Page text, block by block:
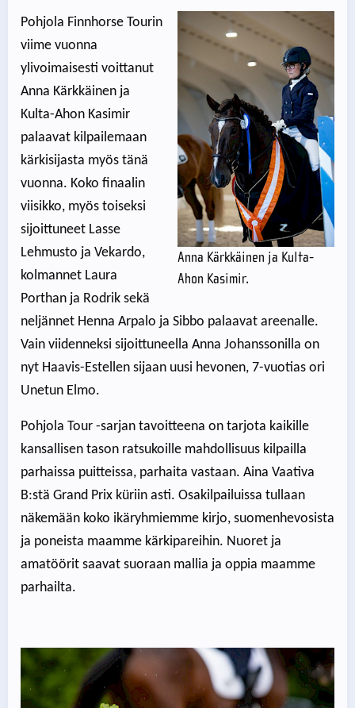
Anna Kärkkäinen ja Kulta-
Ahon Kasimir.
Pohjola Finnhorse Tourin
viime vuonna
ylivoimaisesti voittanut
Anna Kärkkäinen ja
Kulta-Ahon Kasimir
palaavat kilpailemaan
kärkisijasta myös tänä
vuonna. Koko finaalin
viisikko, myös toiseksi
sijoittuneet Lasse
Lehmusto ja Vekardo,
kolmannet Laura
Porthan ja Rodrik sekä
neljännet Henna Arpalo ja Sibbo palaavat areenalle.
Vain viidenneksi sijoittuneella Anna Johanssonilla on
nyt Haavis-Estellen sijaan uusi hevonen, 7-vuotias ori
Unetun Elmo.
Pohjola Tour -sarjan tavoitteena on tarjota kaikille
kansallisen tason ratsukoille mahdollisuus kilpailla
parhaissa puitteissa, parhaita vastaan. Aina Vaativa
B:stä Grand Prix küriin asti. Osakilpailuissa tullaan
näkemään koko ikäryhmiemme kirjo, suomenhevosista
ja poneista maamme kärkipareihin. Nuoret ja
amatöörit saavat suoraan mallia ja oppia maamme
parhailta.